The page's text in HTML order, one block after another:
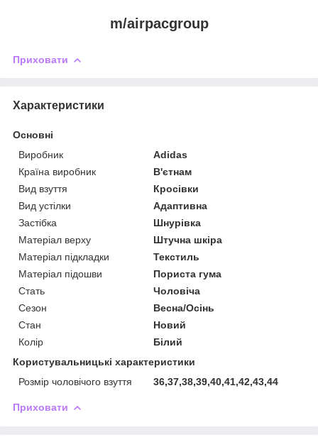
m/airpacgroup
Приховати
Характеристики
Основні
Виробник
Adidas
Країна виробник
В'єтнам
Вид взуття
Кросівки
Вид устілки
Адаптивна
Застібка
Шнурівка
Матеріал верху
Штучна шкіра
Матеріал підкладки
Текстиль
Матеріал підошви
Пориста гума
Стать
Чоловіча
Сезон
Весна/Осінь
Стан
Новий
Колір
Білий
Користувальницькі характеристики
Розмір чоловічого взуття
36,37,38,39,40,41,42,43,44
Приховати